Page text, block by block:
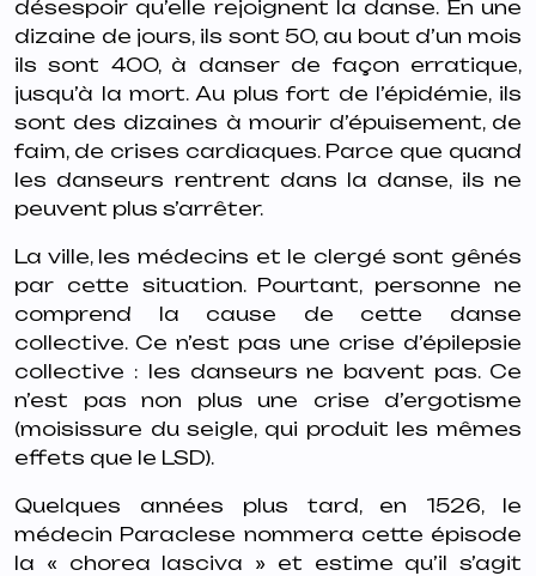
désespoir qu’elle rejoignent la danse. En une
dizaine de jours, ils sont 50, au bout d’un mois
ils sont 400, à danser de façon erratique,
jusqu’à la mort. Au plus fort de l’épidémie, ils
sont des dizaines à mourir d’épuisement, de
faim, de crises cardiaques. Parce que quand
les danseurs rentrent dans la danse, ils ne
peuvent plus s’arrêter.
La ville, les médecins et le clergé sont gênés
par cette situation. Pourtant, personne ne
comprend la cause de cette danse
collective. Ce n’est pas une crise d’épilepsie
collective : les danseurs ne bavent pas. Ce
n’est pas non plus une crise d’ergotisme
(moisissure du seigle, qui produit les mêmes
effets que le LSD).
Quelques années plus tard, en 1526, le
médecin Paraclese nommera cette épisode
la « chorea lasciva » et estime qu’il s’agit